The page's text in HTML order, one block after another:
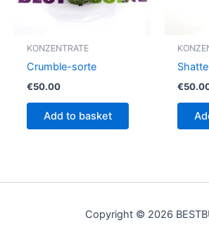
KONZENTRATE
Crumble-sorte
€50.00
Add to basket
€
Copyright © 2026